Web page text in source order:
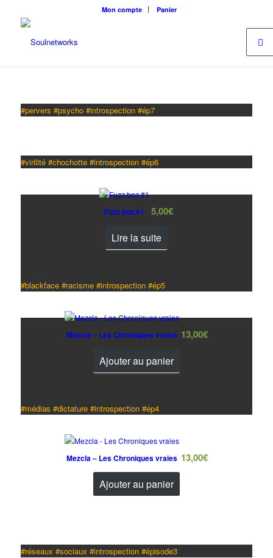
Mon compte Panier
#pervers #psycho #introspection #ép7
#virilité #chochotte #introspection #ép6
Fuzz boz #1 5,00€
Lire la suite
#blackface #racisme #introspection #ép5
Mezcla – Les Chroniques vraies 13,00€
Ajouter au panier
#médias #dictature #introspection #ép4
Mezcla – Les Chroniques vraies 13,00€
Ajouter au panier
#réseaux #sociaux #introspection #épisode3